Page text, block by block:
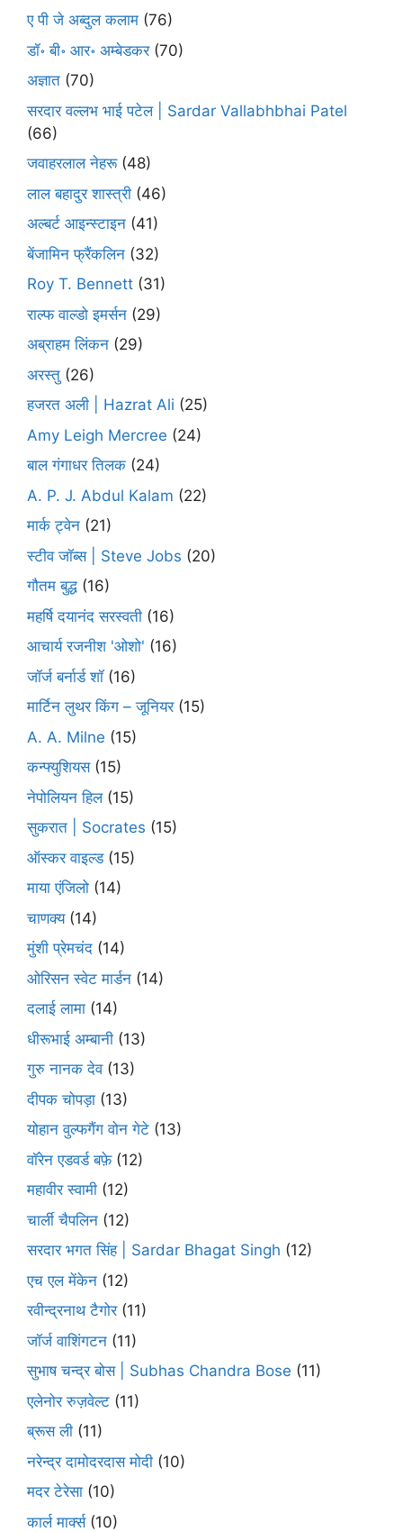
ए पी जे अब्दुल कलाम (76)
डॉ॰ बी॰ आर॰ अम्बेडकर(70)
अज्ञात (70)
सरदार वल्लभ भाई पटेल | Sardar Vallabhbhai Patel
(66)
जवाहरलाल नेहरू(48)
लाल बहादुर शास्त्री (46)
अल्बर्ट आइन्स्टाइन (41)
बेंजामिन फ्रैंकलिन (32)
Roy T. Bennett (31)
राल्फ वाल्डो इमर्सन (29)
अब्राहम लिंकन (29)
अरस्तु (26)
हजरत अली | Hazrat Ali (25)
Amy Leigh Mercree (24)
बाल गंगाधर तिलक (24)
A. P. J. Abdul Kalam (22)
मार्क ट्वेन (21)
स्टीव जॉब्स | Steve Jobs (20)
गौतम बुद्ध (16)
महर्षि दयानंद सरस्वती (16)
आचार्य रजनीश 'ओशो' (16)
जॉर्ज बर्नार्ड शॉ(16)
मार्टिन लुथर किंग – जूनियर(15)
A. A. Milne (15)
कन्फ्युशियस(15)
नेपोलियन हिल(15)
सुकरात | Socrates (15)
ऑस्कर वाइल्ड(15)
माया एंजिलो (14)
चाणक्य(14)
मुंशी प्रेमचंद (14)
ओरिसन स्‍वेट मार्डन (14)
दलाई लामा (14)
धीरूभाई अम्बानी (13)
गुरु नानक देव(13)
दीपक चोपड़ा (13)
योहान वुल्फगैंग वोन गेटे (13)
वॉरेन एडवर्ड बफ़े(12)
महावीर स्वामी (12)
चार्ली चैपलिन (12)
सरदार भगत सिंह | Sardar Bhagat Singh (12)
एच एल मेंकेन (12)
रवीन्द्रनाथ टैगोर(11)
जॉर्ज वाशिंगटन (11)
सुभाष चन्द्र बोस | Subhas Chandra Bose (11)
एलेनोर रुज़वेल्ट (11)
ब्रूस ली (11)
नरेन्द्र दामोदरदास मोदी (10)
मदर टेरेसा (10)
कार्ल मार्क्स(10)